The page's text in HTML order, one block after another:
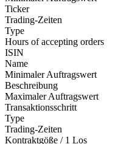
Ticker
Trading-Zeiten
Type
Hours of accepting orders
ISIN
Name
Minimaler Auftragswert
Beschreibung
Maximaler Auftragswert
Transaktionsschritt
Type
Trading-Zeiten
Kontraktgöße / 1 Los